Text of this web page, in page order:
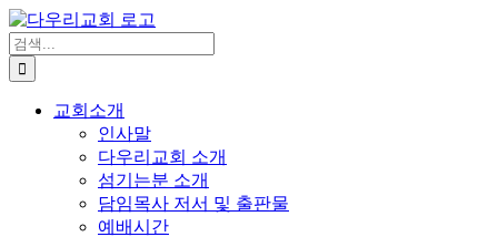
Skip
to
content
검
색
...
교회소개
인사말
다우리교회 소개
섬기는분 소개
담임목사 저서 및 출판물
예배시간